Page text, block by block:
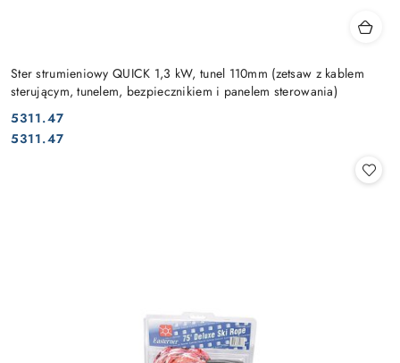
Ster strumieniowy QUICK 1,3 kW, tunel 110mm (zetsaw z kablem
sterującym, tunelem, bezpiecznikiem i panelem sterowania)
Cena:
5311.47
Cena:
5311.47